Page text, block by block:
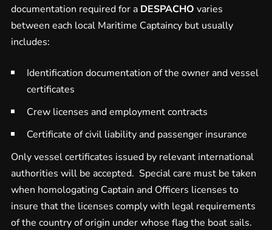
documentation required for a DESPACHO varies
between each local Maritime Captaincy but usually
includes:
Identification documentation of the owner and vessel
certificates
Crew licenses and employment contracts
Certificate of civil liability and passenger insurance
Only vessel certificates issued by relevant international
authorities will be accepted. Special care must be taken
when homologating Captain and Officers licenses to
insure that the licenses comply with legal requirements
of the country of origin under whose flag the boat sails.